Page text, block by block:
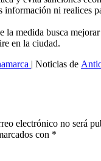
información ni realices
la medida busca
en la ciudad.
| Noticias de
electrónico no será
con *